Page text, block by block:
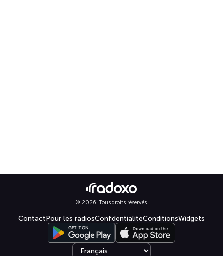
© 2026. Tous droits réservés.
ContactPour les radiosConfidentialitéConditionsWidgets
Select language